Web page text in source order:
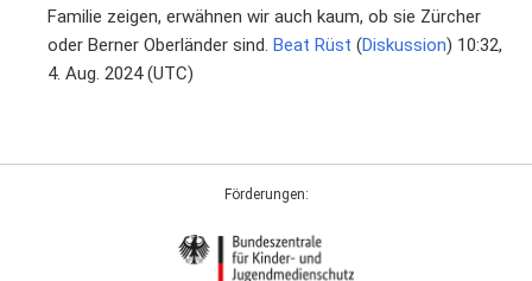
Familie zeigen, erwähnen wir auch kaum, ob sie Zürcher
oder Berner Oberländer sind. Beat Rüst (Diskussion) 10:32,
4. Aug. 2024 (UTC)
Förderungen: